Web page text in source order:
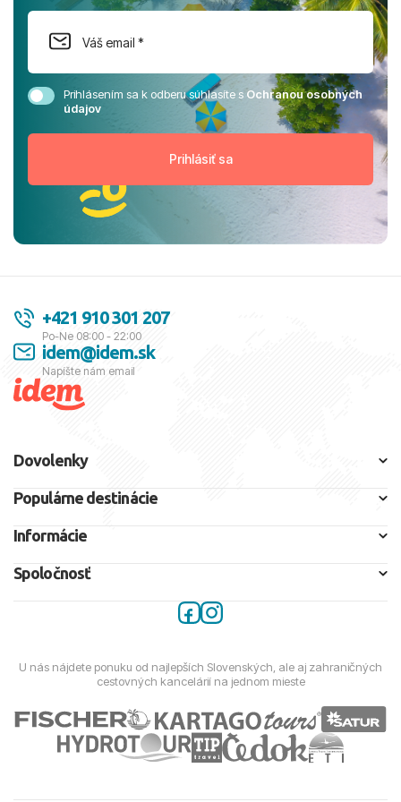
Prihlásením sa k odberu súhlasíte sOchranou osobných
údajov
+421 910 301 207
Po-Ne 08:00 - 22:00
idem@idem.sk
Napíšte nám email
Dovolenky
Populárne destinácie
Informácie
Spoločnosť
U nás nájdete ponuku od najlepších Slovenských, ale aj zahraničných
cestovných kancelárií na jednom mieste